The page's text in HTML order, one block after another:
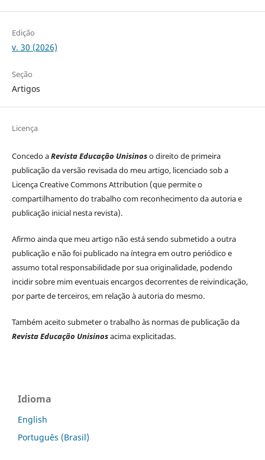
Edição
v. 30 (2026)
Seção
Artigos
Licença
Concedo aRevista Educação Unisinoso direito de primeira
publicação da versão revisada do meu artigo, licenciado sob a
Licença Creative Commons Attribution (que permite o
compartilhamento do trabalho com reconhecimento da autoria e
publicação inicial nesta revista).
Afirmo ainda que meu artigo não está sendo submetido a outra
publicação e não foi publicado na íntegra em outro periódico e
assumo total responsabilidade por sua originalidade, podendo
incidir sobre mim eventuais encargos decorrentes de reivindicação,
por parte de terceiros, em relação à autoria do mesmo.
Também aceito submeter o trabalho às normas de publicação da
Revista Educação Unisinosacima explicitadas.
Idioma
English
Português (Brasil)